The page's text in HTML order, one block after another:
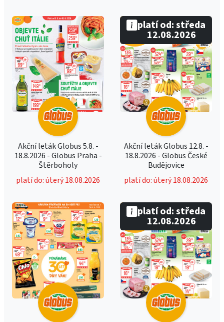
Akční leták Globus 5.8. -
18.8.2026 - Globus Praha -
Štěrboholy
platí do: úterý 18.08.2026
Akční leták Globus 12.8. -
18.8.2026 - Globus České
Budějovice
platí do: úterý 18.08.2026
platí od: středa
12.08.2026
platí od: středa
12.08.2026